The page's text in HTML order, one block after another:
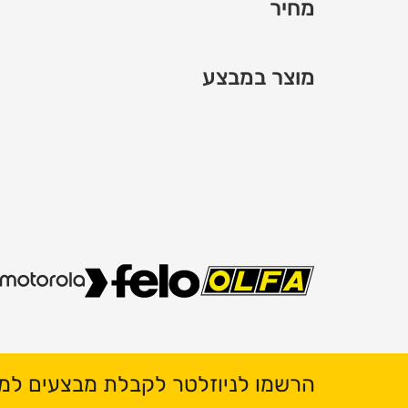
מחיר
מוצר במבצע
הרשמו לניוזלטר לקבלת מבצעים